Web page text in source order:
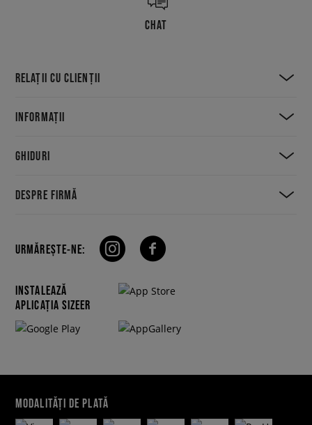
CHAT
RELAȚII CU CLIENȚII
INFORMAȚII
GHIDURI
DESPRE FIRMĂ
URMĂREȘTE-NE:
INSTALEAZĂ
APLICAȚIA SIZEER
MODALITĂȚI DE PLATĂ